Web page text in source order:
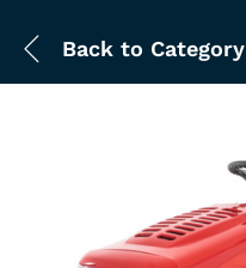
Back to Category